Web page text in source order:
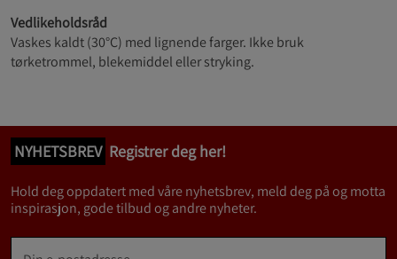
Vedlikeholdsråd
Vaskes kaldt (30°C) med lignende farger. Ikke bruk
tørketrommel, blekemiddel eller stryking.
NYHETSBREV Registrer deg her!
Hold deg oppdatert med våre nyhetsbrev, meld deg på og motta
inspirasjon, gode tilbud og andre nyheter.